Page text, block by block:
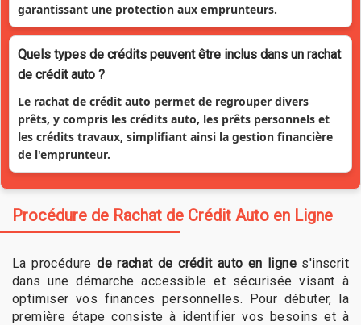
garantissant une protection aux emprunteurs.
Quels types de crédits peuvent être inclus dans un rachat
de crédit auto ?
Le rachat de crédit auto permet de regrouper divers
prêts, y compris les crédits auto, les prêts personnels et
les crédits travaux, simplifiant ainsi la gestion financière
de l'emprunteur.
Procédure de Rachat de Crédit Auto en Ligne
La procédurede rachat de crédit auto en ligne s'inscrit
dans une démarche accessible et sécurisée visant à
optimiser vos finances personnelles. Pour débuter, la
première étape consiste à identifier vos besoins et à